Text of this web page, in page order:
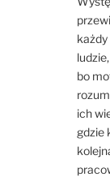
bo
ich
gdzie